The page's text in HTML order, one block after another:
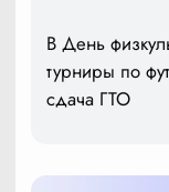
В День
турниры по
сдача ГТО